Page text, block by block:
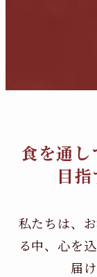
食を通
目
私たちは、
る中、 心を
届